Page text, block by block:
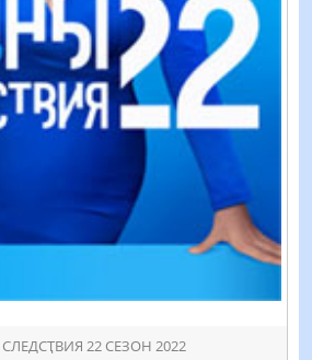
22 СЕЗОН 2022